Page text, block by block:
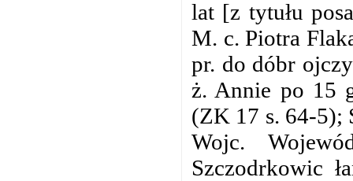
lat [z tytułu
M. c. Piotra
pr. do dóbr
ż. Annie po 15
(ZK 17 s. 64-5);
Wojc.
Szczodrkowic